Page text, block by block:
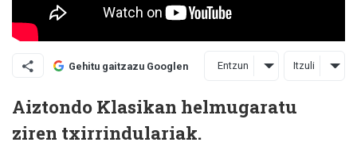
Gehitu gaitzazu Googlen Entzun Itzuli
Aiztondo Klasikan helmugaratu
ziren txirrindulariak.